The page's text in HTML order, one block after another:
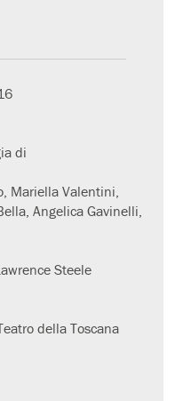
di
Mariella Valentini,
Angelica Gavinelli,
Steele
della Toscana